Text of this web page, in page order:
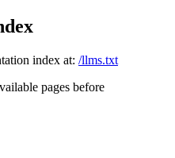
index at: /llms.txt
pages before